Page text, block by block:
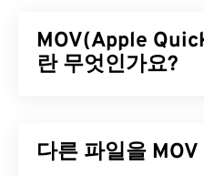
System)모바일 네트워크
3GA 파일은 압축률이 높
기본적으로 3GA 파일은
MOV(Apple
란 무엇인가요?
는 컨테이너입니다. 멀티
다른 파